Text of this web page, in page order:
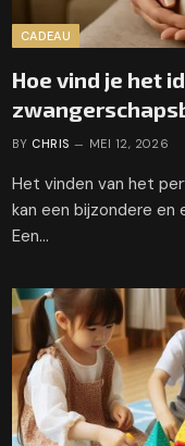
CADEAU
Hoe vind je het
BY CHRIS MEI 12, 2026
Het vinden van het
kan een bijzondere
Een…